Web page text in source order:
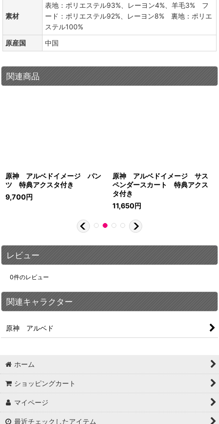
素材
表地：ポリエステル93%、レーヨン4%、羊毛3% フ
ード：ポリエステル92%、レーヨン8% 裏地：ポリエ
ステル100%
原産国
中国
関連商品
原神 アルベドイメージ パン
ツ 特典アクスタ付き
9,700円
原神 アルベドイメージ サス
ペンダースカート 特典アクス
タ付き
11,650円
レビュー
0件のレビュー
関連キャラクター
原神 アルベド
ホーム
ショッピングカート
マイページ
最近チェックしたアイテム